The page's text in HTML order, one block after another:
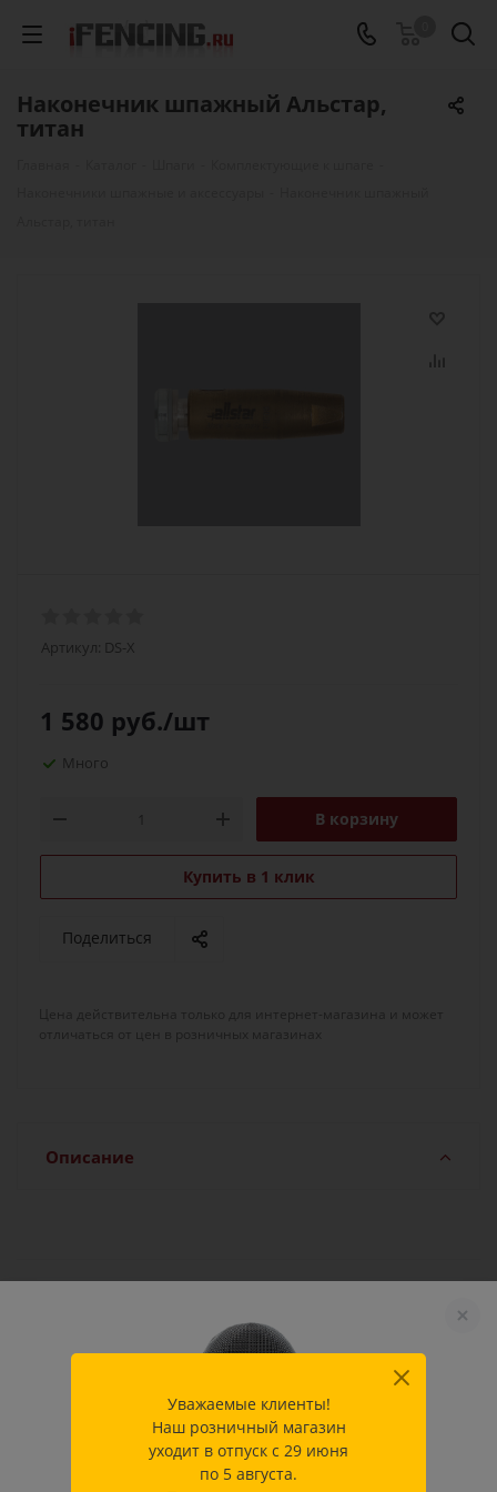
Наконечник шпажный Альстар,
титан
Артикул: DS-X
1 580 руб./шт
Много
В корзину
Купить в 1 клик
Поделиться
Описание
Allstar Fecht-Center GmbH &
Co.KG
Уважаемые клиенты!
Наш розничный магазин
уходит в отпуск с 29 июня
по 5 августа.